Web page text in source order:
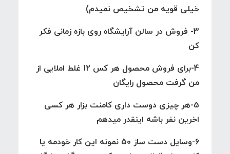
خیلی قویه من تشخیص نمیدم)
3- فروش در سالن آرایشگاه روی بازه زمانی فکر
کن
4-برای فروش محصول هر کس 12 غلط املایی از
من گرفت محصول رایگان
5-هر چیزی دوست داری کامنت بزار هر کسی
اخرین نفر باشه اینقدر میدهم
6-وسایل دست ساز 50 نمونه این کار خودمه یا